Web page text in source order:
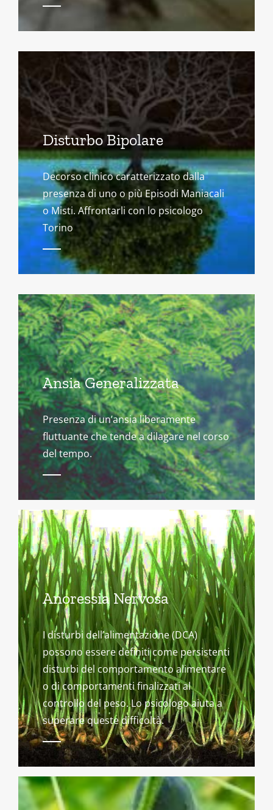
Disturbo Bipolare
Decorso clinico caratterizzato dalla
presenza di uno o più Episodi Maniacali
o Misti. Affrontarli con lo psicologo
Torino
Ansia Generalizzata
Presenza di un’ansia liberamente
fluttuante che tende a dilagare nel corso
del tempo.
Anoressia Nervosa
I disturbi dell’alimentazione (DCA)
possono essere definiti come persistenti
disturbi del comportamento alimentare
o di comportamenti finalizzati al
controllo del peso. Lo psicologo aiuta a
superare queste difficoltà.